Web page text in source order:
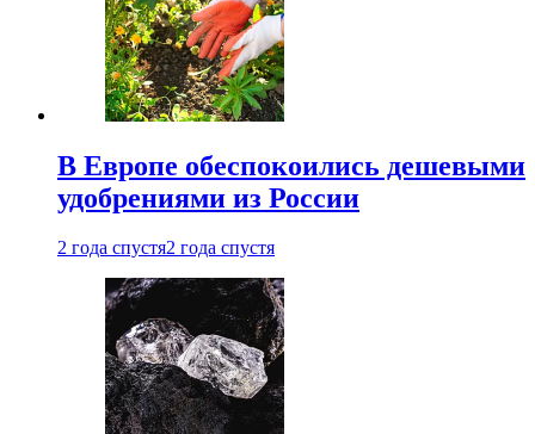
В Европе обеспокоились дешевыми
удобрениями из России
2 года спустя2 года спустя